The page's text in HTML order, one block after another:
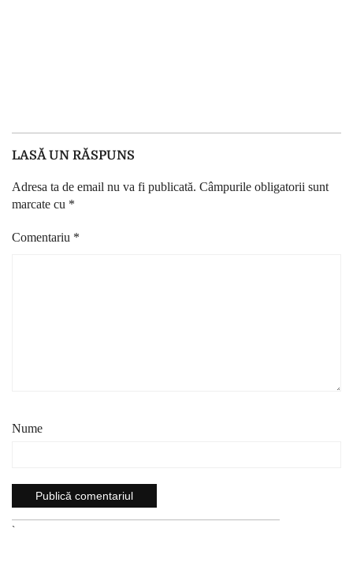
LASĂ UN RĂSPUNS
Adresa ta de email nu va fi publicată. Câmpurile obligatorii sunt
marcate cu *
Comentariu *
Nume
`